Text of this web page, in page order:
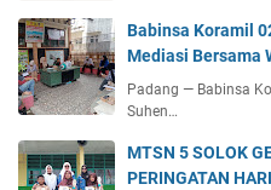
Babinsa Koramil
Mediasi Bersama
Padang — Babinsa
Suhen…
MTSN 5 SOLOK
PERINGATAN